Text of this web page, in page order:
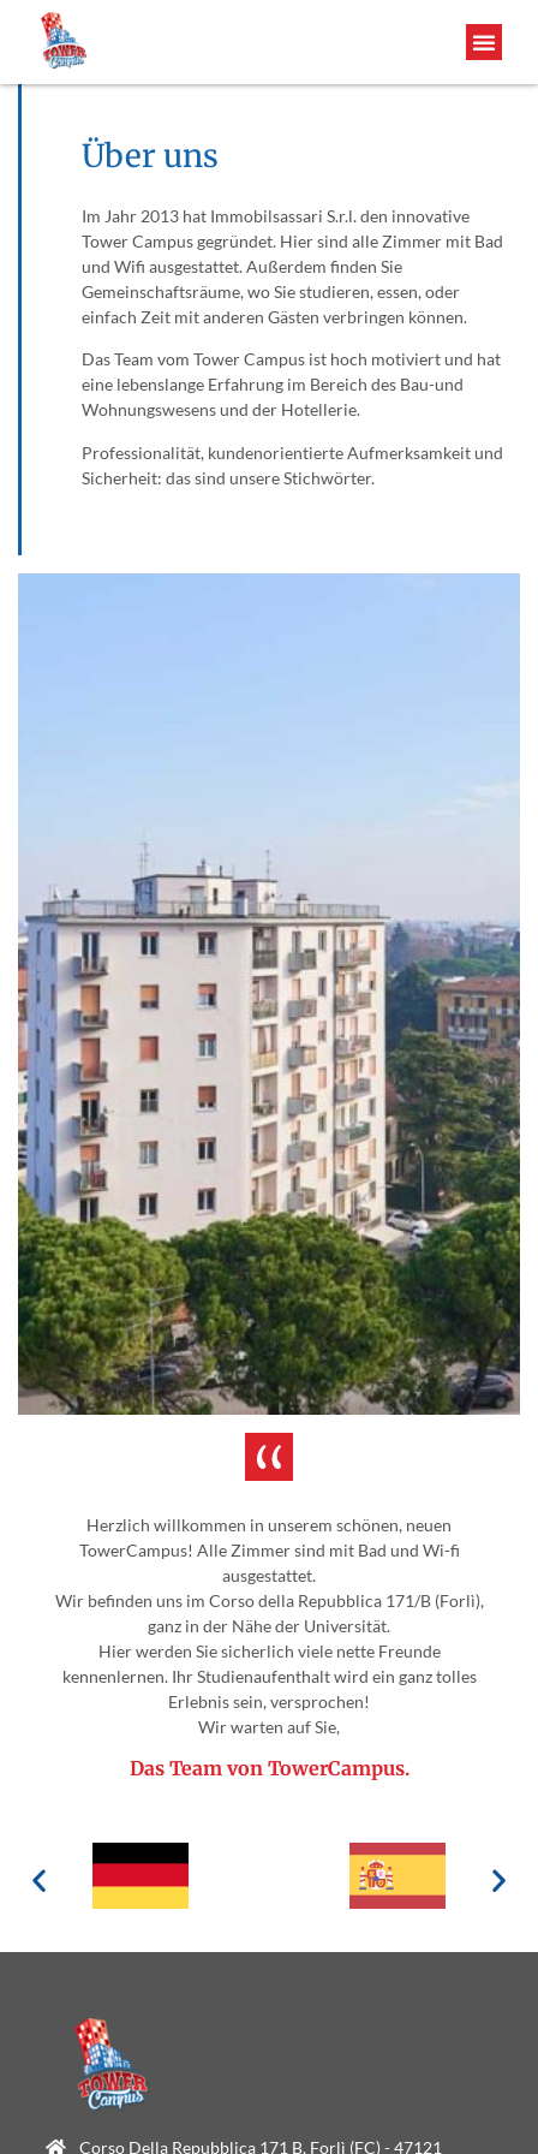
Über uns
Im Jahr 2013 hat Immobilsassari S.r.l. den innovative
Tower Campus gegründet. Hier sind alle Zimmer mit Bad
und Wifi ausgestattet. Außerdem finden Sie
Gemeinschaftsräume, wo Sie studieren, essen, oder
einfach Zeit mit anderen Gästen verbringen können.
Das Team vom Tower Campus ist hoch motiviert und hat
eine lebenslange Erfahrung im Bereich des Bau-und
Wohnungswesens und der Hotellerie.
Professionalität, kundenorientierte Aufmerksamkeit und
Sicherheit: das sind unsere Stichwörter.
Herzlich willkommen in unserem schönen, neuen
TowerCampus! Alle Zimmer sind mit Bad und Wi-fi
ausgestattet.
Wir befinden uns im Corso della Repubblica 171/B (Forlì),
ganz in der Nähe der Universität.
Hier werden Sie sicherlich viele nette Freunde
kennenlernen. Ihr Studienaufenthalt wird ein ganz tolles
Erlebnis sein, versprochen!
Wir warten auf Sie,
Das Team von TowerCampus.
Corso Della Repubblica 171 B, Forlì (FC) - 47121